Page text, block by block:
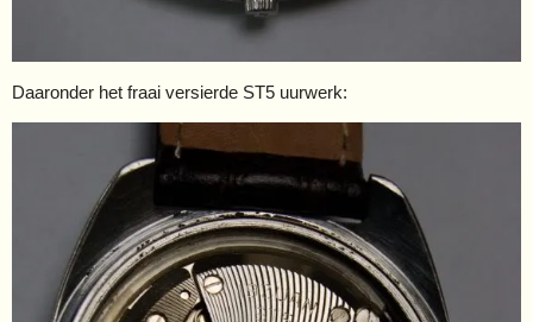
Daaronder het fraai versierde ST5 uurwerk: